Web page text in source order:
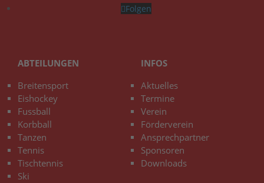
Folgen
ABTEILUNGEN
Breitensport
Eishockey
Fussball
Korbball
Tanzen
Tennis
Tischtennis
Ski
INFOS
Aktuelles
Termine
Verein
Förderverein
Ansprechpartner
Sponsoren
Downloads